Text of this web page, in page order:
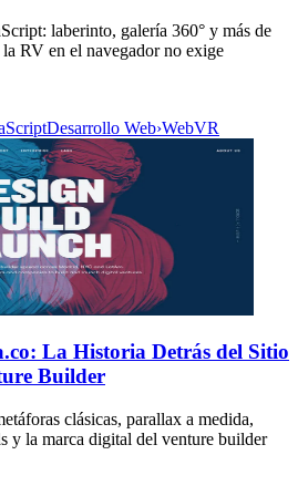
laberinto, galería 360° y más de
RV en el navegador no exige
Desarrollo Web›WebVR
La Historia Detrás del Sitio
Builder
clásicas, parallax a medida,
y la marca digital del venture builder